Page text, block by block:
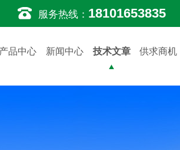
服务热线： 18101653835
产品中心 新闻中心 技术文章 供求商机